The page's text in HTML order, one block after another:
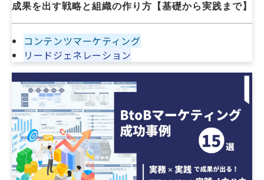
成果を出す戦略と組織の作り方【基礎から実践まで】
コンテンツマーケティング
リードジェネレーション